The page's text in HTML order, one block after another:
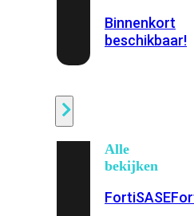
Binnenkort
beschikbaar!
Alle
bekijken
FortiSASE